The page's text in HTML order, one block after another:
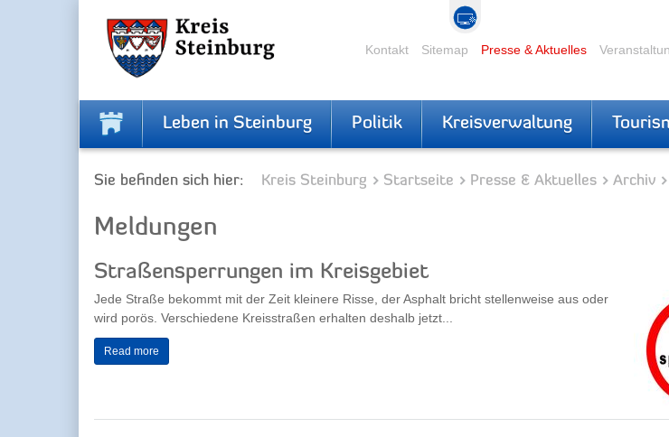
Kontakt Sitemap Presse & Aktuelles
Leben in Steinburg Politik Kreisverwaltung
Sie befinden sich hier: Kreis Steinburg Startseite Presse & Aktuelles Archiv
Meldungen
Straßensperrungen im Kreisgebiet
Jede Straße bekommt mit der Zeit kleinere Risse, der Asphalt bricht stellenweise aus oder
wird porös. Verschiedene Kreisstraßen erhalten deshalb jetzt...
Read more